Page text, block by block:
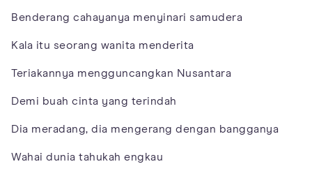
Benderang cahayanya menyinari samudera
Kala itu seorang wanita menderita
Teriakannya mengguncangkan Nusantara
Demi buah cinta yang terindah
Dia meradang, dia mengerang dengan bangganya
Wahai dunia tahukah engkau